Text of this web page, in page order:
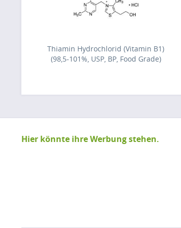
Thiamin Hydrochlorid (Vitamin B1)
(98,5-101%, USP, BP, Food Grade)
Hier könnte ihre Werbung stehen.